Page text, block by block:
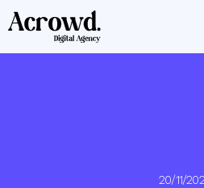
Observera:
Denna
20/11/